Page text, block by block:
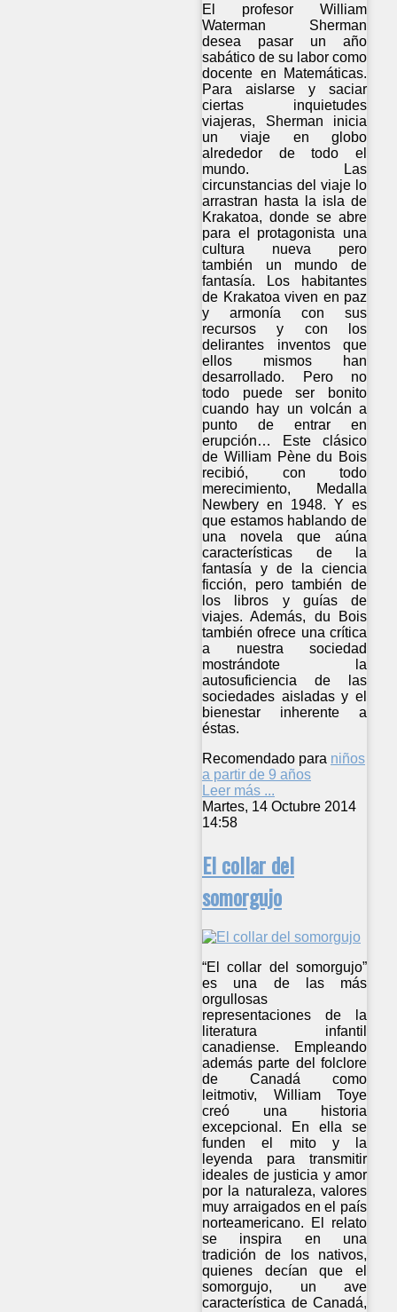
El profesor William
Waterman Sherman
desea pasar un año
sabático de su labor como
docente en Matemáticas.
Para aislarse y saciar
ciertas inquietudes
viajeras, Sherman inicia
un viaje en globo
alrededor de todo el
mundo. Las
circunstancias del viaje lo
arrastran hasta la isla de
Krakatoa, donde se abre
para el protagonista una
cultura nueva pero
también un mundo de
fantasía. Los habitantes
de Krakatoa viven en paz
y armonía con sus
recursos y con los
delirantes inventos que
ellos mismos han
desarrollado. Pero no
todo puede ser bonito
cuando hay un volcán a
punto de entrar en
erupción… Este clásico
de William Pène du Bois
recibió, con todo
merecimiento, Medalla
Newbery en 1948. Y es
que estamos hablando de
una novela que aúna
características de la
fantasía y de la ciencia
ficción, pero también de
los libros y guías de
viajes. Además, du Bois
también ofrece una crítica
a nuestra sociedad
mostrándote la
autosuficiencia de las
sociedades aisladas y el
bienestar inherente a
éstas.
Recomendado para niños
a partir de 9 años
Leer más ...
Martes, 14 Octubre 2014
14:58
El collar del
somorgujo
“El collar del somorgujo”
es una de las más
orgullosas
representaciones de la
literatura infantil
canadiense. Empleando
además parte del folclore
de Canadá como
leitmotiv, William Toye
creó una historia
excepcional. En ella se
funden el mito y la
leyenda para transmitir
ideales de justicia y amor
por la naturaleza, valores
muy arraigados en el país
norteamericano. El relato
se inspira en una
tradición de los nativos,
quienes decían que el
somorgujo, un ave
característica de Canadá,